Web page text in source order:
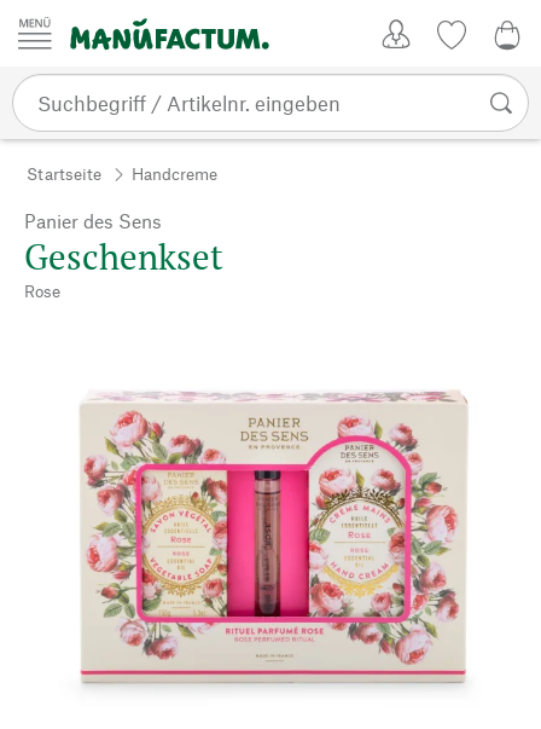
Zum Inhalt springen
Startseite Handcreme
Panier des Sens
Geschenkset
Rose